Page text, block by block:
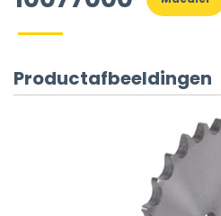
Productafbeeldingen